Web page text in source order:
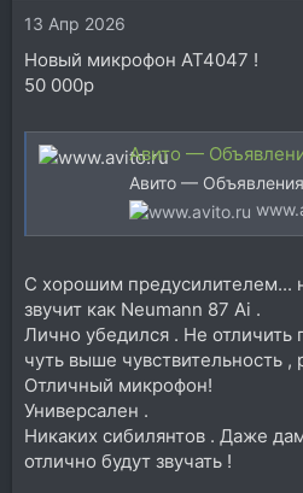
ы
13 Апр 2026
Новый микрофон AT4047 !
50 000р
Авито —
Авито —
С хорошим предусилителем...
звучит как Neumann 87 Ai .
Лично убедился . Не отличить
чуть выше чувствительность ,
Отличный микрофон!
Универсален .
Никаких сибилянтов . Даже
отлично будут звучать !